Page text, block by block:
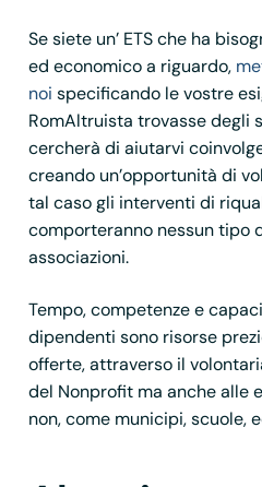
Se siete un’ ETS che ha
ed economico a riguardo,
noi specificando le vostre
RomAltruista trovasse degli
cercherà di aiutarvi
creando un’opportunità di
tal caso gli interventi di
comporteranno nessun tipo
associazioni.
Tempo, competenze e
dipendenti sono risorse
offerte, attraverso il
del Nonprofit ma anche alle
non, come municipi, scuole,